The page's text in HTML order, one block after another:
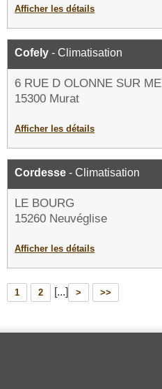
Afficher les détails
Cofely - Climatisation
6 RUE D OLONNE SUR
15300 Murat
Afficher les détails
Cordesse - Climatisation
LE BOURG
15260 Neuvéglise
Afficher les détails
1 2 [...] > >>